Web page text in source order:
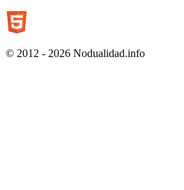
© 2012 - 2026 Nodualidad.info